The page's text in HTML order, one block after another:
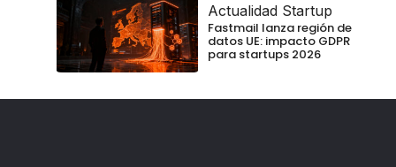
Actualidad Startup
Fastmail lanza región de
datos UE: impacto GDPR
para startups 2026